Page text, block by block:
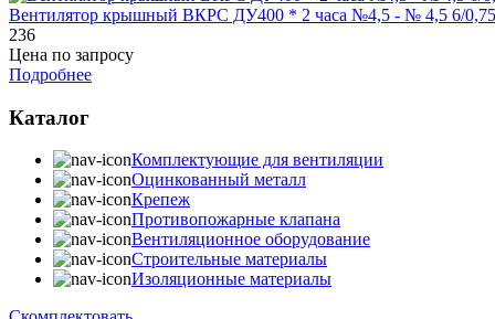
Вентилятор крышный ВКРС ДУ400 * 2 часа №4,5 - № 4,5 6/
236
Цена по запросу
Подробнее
Каталог
Комплектующие для вентиляции
Оцинкованный металл
Крепеж
Противопожарные клапана
Вентиляционное оборудование
Строительные материалы
Изоляционные материалы